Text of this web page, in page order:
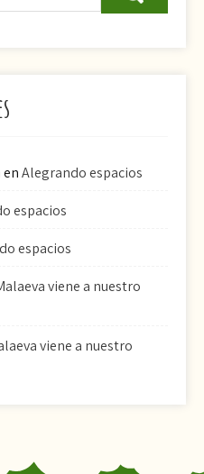
enAlegrando espacios
espacios
espacios
viene a nuestro
viene a nuestro